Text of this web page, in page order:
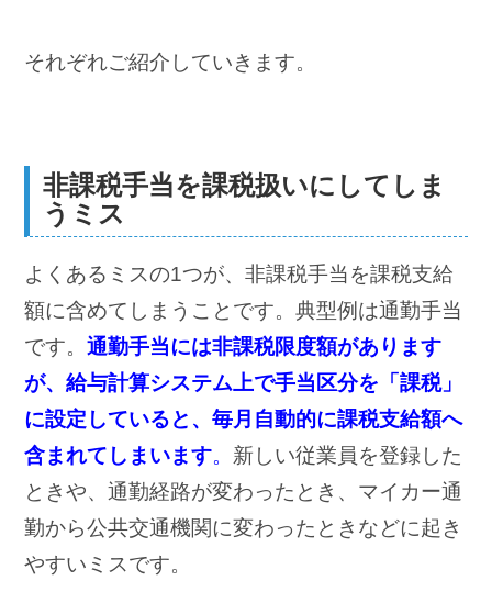
それぞれご紹介していきます。
非課税手当を課税扱いにしてしま
うミス
よくあるミスの1つが、非課税手当を課税支給
額に含めてしまうことです。典型例は通勤手当
です。通勤手当には非課税限度額があります
が、給与計算システム上で手当区分を「課税」
に設定していると、毎月自動的に課税支給額へ
含まれてしまいます。 新しい従業員を登録した
ときや、通勤経路が変わったとき、マイカー通
勤から公共交通機関に変わったときなどに起き
やすいミスです。